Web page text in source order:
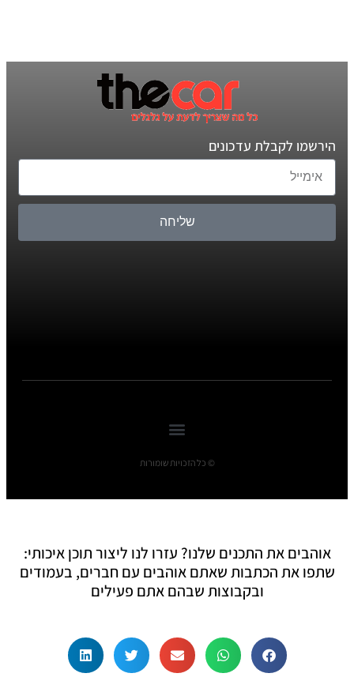
הירשמו לקבלת עדכונים
שליחה
© כל הזכויות שומורות
אוהבים את התכנים שלנו? עזרו לנו ליצור תוכן איכותי:
שתפו את הכתבות שאתם אוהבים עם חברים, בעמודים
ובקבוצות שבהם אתם פעילים